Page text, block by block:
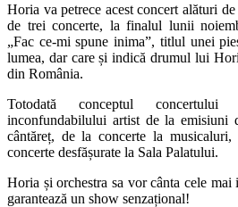
Horia va petrece acest concert alături
de trei concerte, la finalul lunii
„Fac ce-mi spune inima”, titlul unei
lumea, dar care și indică drumul lui
din România.
Totodată conceptul concertului
inconfundabilului artist de la emisiuni
cântăreț, de la concerte la
concerte desfășurate la Sala Palatului.
Horia și orchestra sa vor cânta cele
garantează un show senzațional!